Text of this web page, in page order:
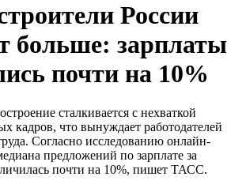
России
больше: зарплаты
почти на 10%
сталкивается с нехваткой
кадров, что вынуждает работодателей
Согласно исследованию онлайн-
предложений по зарплате за
почти на 10%, пишет ТАСС.